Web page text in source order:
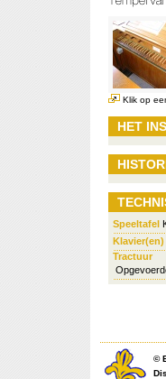
Klik op
HET
Speeltafel
Tractuur
©